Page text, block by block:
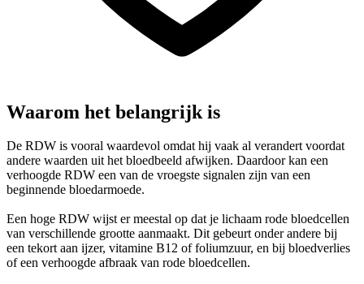
Waarom het belangrijk is
De RDW is vooral waardevol omdat hij vaak al verandert voordat
andere waarden uit het bloedbeeld afwijken. Daardoor kan een
verhoogde RDW een van de vroegste signalen zijn van een
beginnende bloedarmoede.
Een hoge RDW wijst er meestal op dat je lichaam rode bloedcellen
van verschillende grootte aanmaakt. Dit gebeurt onder andere bij
een tekort aan ijzer, vitamine B12 of foliumzuur, en bij bloedverlies
of een verhoogde afbraak van rode bloedcellen.